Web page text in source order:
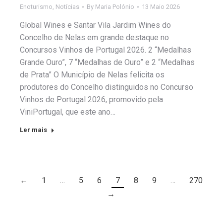
Enoturismo Notícias By Maria Polónio 13 Maio 2026
Global Wines e Santar Vila Jardim Wines do
Concelho de Nelas em grande destaque no
Concursos Vinhos de Portugal 2026. 2 “Medalhas
Grande Ouro”, 7 “Medalhas de Ouro” e 2 “Medalhas
de Prata” O Município de Nelas felicita os
produtores do Concelho distinguidos no Concurso
Vinhos de Portugal 2026, promovido pela
ViniPortugal, que este ano…
Ler mais
← 1 … 5 6 7 8 9 …
270
→